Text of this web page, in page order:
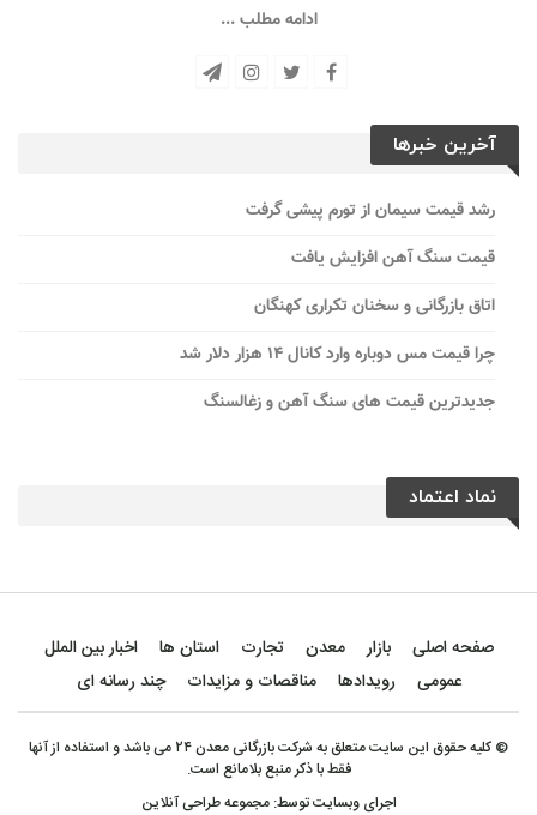
ادامه مطلب ...
آخرین خبرها
رشد قیمت سیمان از تورم پیشی گرفت
قیمت سنگ آهن افزایش یافت
اتاق بازرگانی و سخنان تکراری کهنگان
چرا قیمت مس دوباره وارد کانال ۱۴ هزار دلار شد
جدیدترین قیمت های سنگ آهن و زغالسنگ
نماد اعتماد
صفحه اصلی بازار معدن تجارت استان ها
اخبار بین الملل
عمومی
رویدادها مناقصات و مزایدات چند رسانه ای
© کلیه حقوق این سایت متعلق به شرکت بازرگانی معدن ۲۴ می باشد و استفاده از آنها
فقط با ذکر منبع بلامانع است.
اجرای وبسایت توسط:مجموعه طراحی آنلاین